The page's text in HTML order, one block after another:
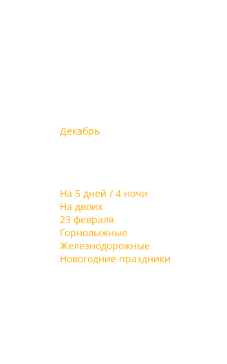
Декабрь
На 5 дней / 4 ночи
На двоих
23 февраля
Горнолыжные
Железнодорожные
Новогодние праздники